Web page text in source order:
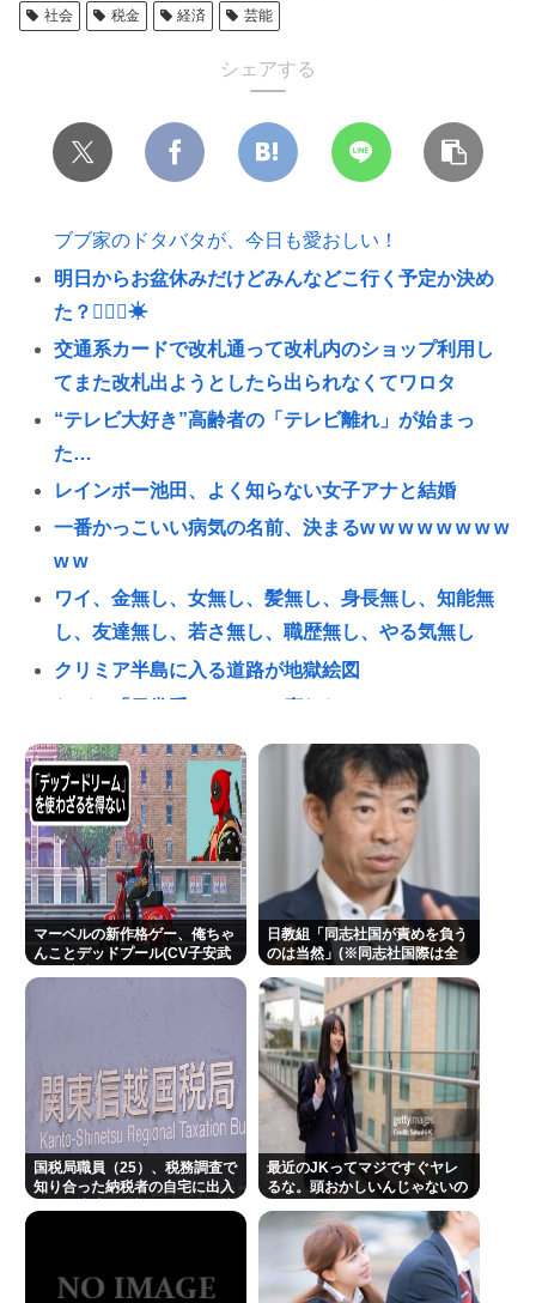
社会
税金 経済 芸能
シェアする
ブブ家のドタバタが、今日も愛おしい！
明日からお盆休みだけどみんなどこ行く予定か決め
た？🏄‍♂🌴☀
交通系カードで改札通って改札内のショップ利用し
てまた改札出ようとしたら出られなくてワロタ
“テレビ大好き”高齢者の「テレビ離れ」が始まっ
た…
レインボー池田、よく知らない女子アナと結婚
一番かっこいい病気の名前、決まるw w w w w w w w
w w
ワイ、金無し、女無し、髪無し、身長無し、知能無
し、友達無し、若さ無し、職歴無し、やる気無し
クリミア半島に入る道路が地獄絵図
ぜんじろう（お笑いタレント・58） 『金正恩氏』と
投稿して正体がバレてしまう
【奈良市議】へずまりゅう市議、被災地支援中に発
熱…「緊急で病院に向かい点滴を打ったら楽に」 回
復を報告
【九州名物】鶏刺し食べた医師、全身麻痺へ…「死
んだほうが良い」
へずまりゅう、被災地で発熱。現地の医療リソース
消耗させるとか予想以上に迷惑だったな
ヒコロヒー コンビニで割引おにぎりは〝絶対買わな
い〟理由
この映画は観なくていいって作品教えて
近場で「天の川」見れる場所教えて🥺
Powered by livedoor 相互RSS
マーベルの新作格ゲー、俺ちゃ
んことデッドプール(CV子安武
日教組「同志社国が責めを負う
のは当然」(※同志社国際は全
自画自賛も
国税局職員（25）、税務調査で
知り合った納税者の自宅に出入
最近のJKってマジですぐヤレ
るな。頭おかしいんじゃないの